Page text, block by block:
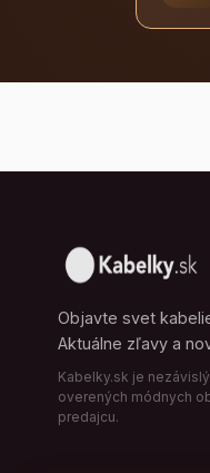
Objavte svet
Aktuálne zľavy a
Kabelky.sk je
overených módnych
predajcu.